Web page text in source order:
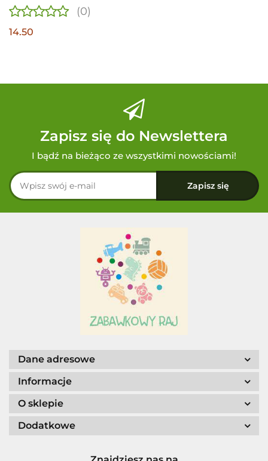
(0)
14.50
Zapisz się do Newslettera
I bądź na bieżąco ze wszystkimi nowościami!
Dane adresowe
Informacje
O sklepie
Dodatkowe